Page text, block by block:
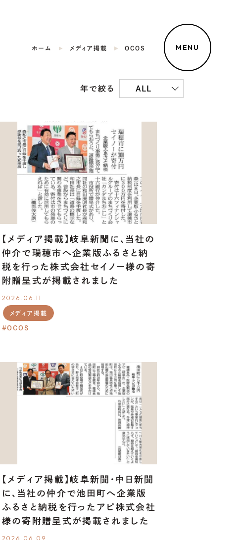
MENU
ホーム メディア掲載 OCOS
年で絞る ALL
【メディア掲載】岐阜新聞に、当社の
仲介で瑞穂市へ企業版ふるさと納
税を行った株式会社セイノー様の寄
附贈呈式が掲載されました
2026.06.11
メディア掲載
OCOS
【メディア掲載】岐阜新聞・中日新聞
に、当社の仲介で池田町へ企業版
ふるさと納税を行ったアピ株式会社
様の寄附贈呈式が掲載されました
2026.06.09